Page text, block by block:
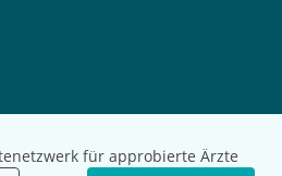
für approbierte Ärzte
Youtube